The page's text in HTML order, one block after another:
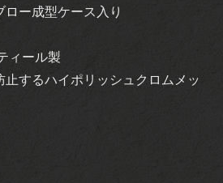
ー成型ケース入り
ィール製
止するハイポリッシュクロムメッ